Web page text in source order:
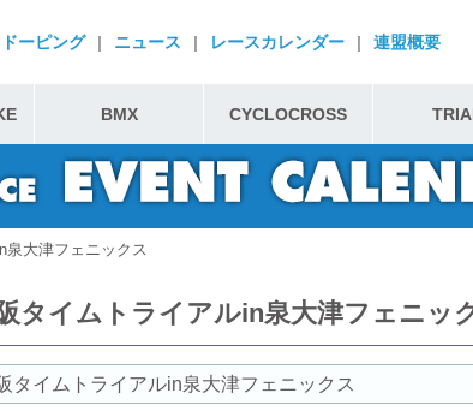
ーピング | ニュース | レースカレンダー | 連盟概要
BMX CYCLOCROSS
泉大津フェニックス
タイムトライアルin泉大津フェニッ
タイムトライアルin泉大津フェニックス